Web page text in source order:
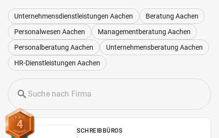
Unternehmensdienstleistungen Aachen
Beratung Aachen
Personalwesen Aachen
Managementberatung Aachen
Personalberatung Aachen
Unternehmensberatung Aachen
HR-Dienstleistungen Aachen
4 SCHREIBBÜROS